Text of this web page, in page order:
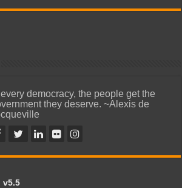
democracy, the people get the
they deserve. ~Alexis de
v5.5